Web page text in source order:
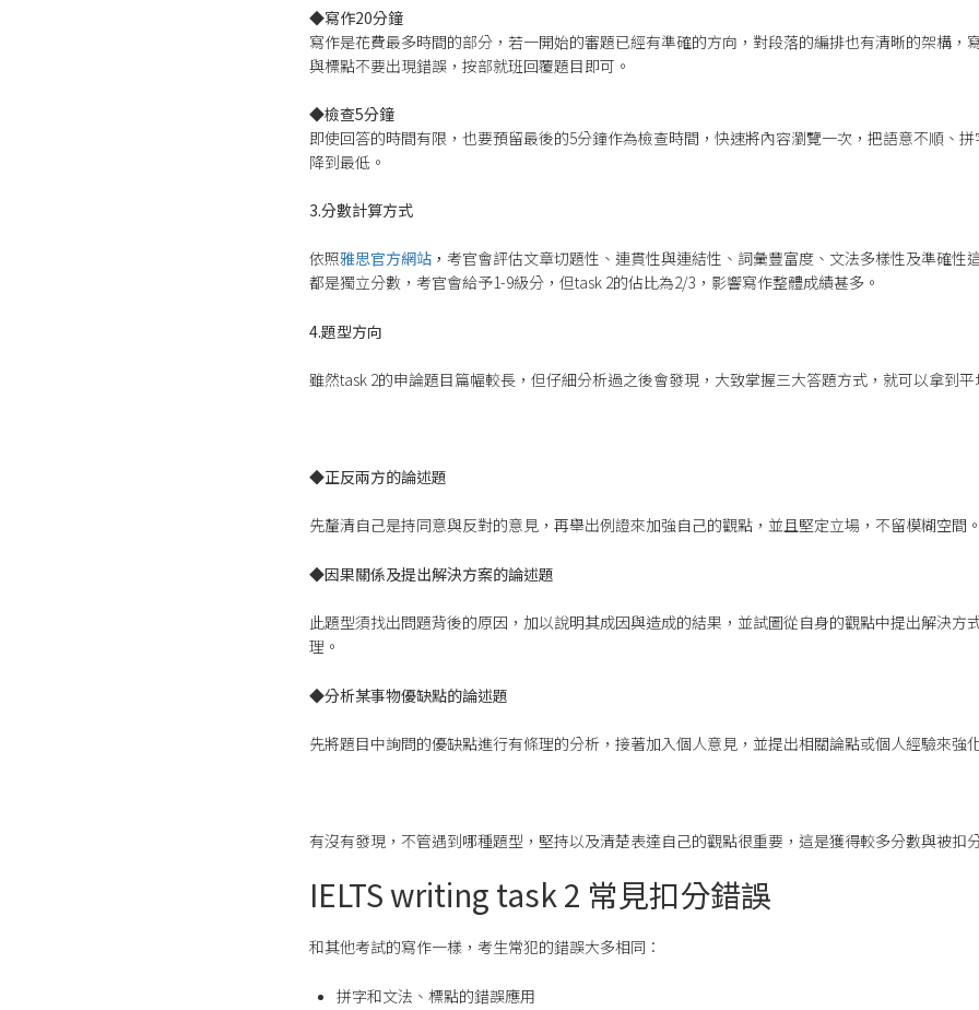
◆寫作20分鐘
寫作是花費最多時間的部分，若一開始的審題已經有準確的方向，對段落的編排也有清晰的架構，
與標點不要出現錯誤，按部就班回覆題目即可。
◆檢查5分鐘
即使回答的時間有限，也要預留最後的5分鐘作為檢查時間，快速將內容瀏覽一次，把語意不順、
降到最低。
3.分數計算方式
依照雅思官方網站， 考官會評估文章切題性、連貫性與連結性、詞彙豐富度、文法多樣性及準確性
都是獨立分數，考官會給予1-9級分，但task 2的佔比為2/3，影響寫作整體成績甚多。
4.題型方向
雖然task 2的申論題目篇幅較長，但仔細分析過之後會發現，大致掌握三大答題方式，就可以拿到平
◆正反兩方的論述題
先釐清自己是持同意與反對的意見，再舉出例證來加強自己的觀點，並且堅定立場，不留模糊空間。
◆因果關係及提出解決方案的論述題
此題型須找出問題背後的原因，加以說明其成因與造成的結果，並試圖從自身的觀點中提出解決方
理。
◆分析某事物優缺點的論述題
先將題目中詢問的優缺點進行有條理的分析，接著加入個人意見，並提出相關論點或個人經驗來強
有沒有發現，不管遇到哪種題型，堅持以及清楚表達自己的觀點很重要，這是獲得較多分數與被扣
IELTS writing task 2 常見扣分錯誤
和其他考試的寫作一樣，考生常犯的錯誤大多相同：
拼字和文法、標點的錯誤應用